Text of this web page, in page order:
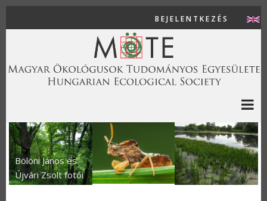
Ugrás a tartalomra
USER
BEJELENTKEZÉS
Bölöni János és
Újvári Zsolt fotói